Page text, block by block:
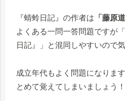
『蜻蛉日記』の作者は 「藤原
よくある一問一答問題ですが
日記』」と混同しやすいので
成立年代もよく問題になりま
とめて覚えてしまいましょう！